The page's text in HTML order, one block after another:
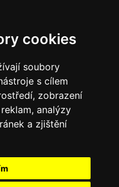
cookies
soubory
s cílem
zobrazení
analýzy
a zjištění